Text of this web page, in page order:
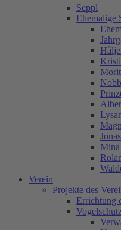
Seppl
Ehemalige
Jonas
Mina
Verein
Projekte des
Errichtung